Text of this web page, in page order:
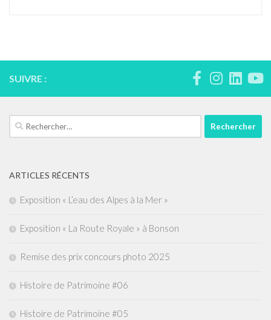
SUIVRE :
Rechercher :
ARTICLES RÉCENTS
Exposition « L’eau des Alpes à la Mer »
Exposition « La Route Royale » à Bonson
Remise des prix concours photo 2025
Histoire de Patrimoine #06
Histoire de Patrimoine #05